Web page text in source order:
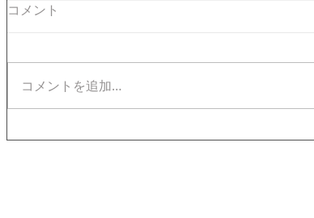
コメント
コメントを追加…